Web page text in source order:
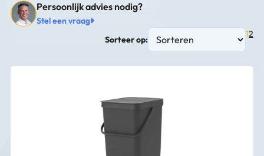
Persoonlijk advies nodig?
Stel een vraag
Sorteer op:
12